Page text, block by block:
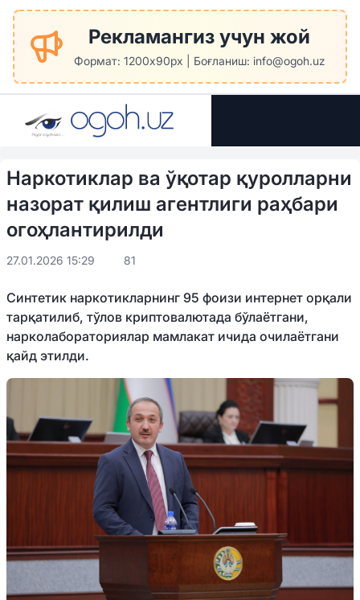
Рекламангиз учун жой
Формат: 1200x90px | Боғланиш: info@ogoh.uz
Наркотиклар ва ўқотар қуролларни
назорат қилиш агентлиги раҳбари
огоҳлантирилди
27.01.2026 15:29 81
Синтетик наркотикларнинг 95 фоизи интернет орқали
тарқатилиб, тўлов криптовалютада бўлаётгани,
нарколабораториялар мамлакат ичида очилаётгани
қайд этилди.